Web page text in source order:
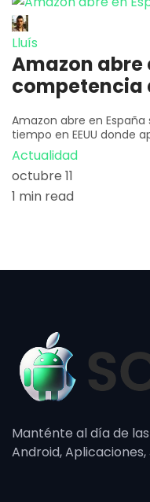
Lluís
Amazon abre
competencia
Amazon abre en
tiempo en EEUU donde
Actualidad
octubre 11
1 min read
Manténte al día de
Android,